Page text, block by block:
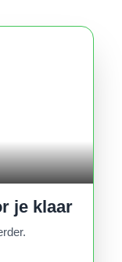
je klaar